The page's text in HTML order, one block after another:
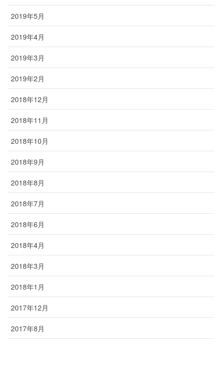
2019年5月
2019年4月
2019年3月
2019年2月
2018年12月
2018年11月
2018年10月
2018年9月
2018年8月
2018年7月
2018年6月
2018年4月
2018年3月
2018年1月
2017年12月
2017年8月